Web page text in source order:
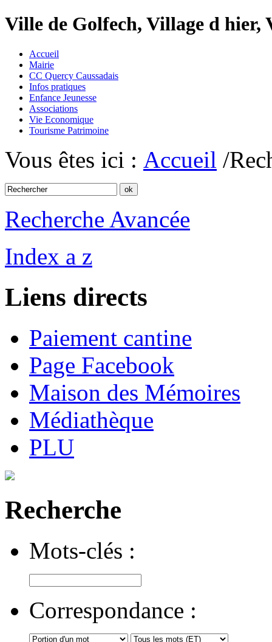
Ville de Golfech, Village d
Accueil
Mairie
CC Quercy Caussadais
Infos pratiques
Enfance Jeunesse
Associations
Vie Economique
Tourisme Patrimoine
Vous êtes ici : Accueil /
Recherche Avancée
Index a z
Liens directs
Paiement cantine
Page Facebook
Maison des Mémoires
Médiathèque
PLU
Recherche
Mots-clés :
Correspondance :